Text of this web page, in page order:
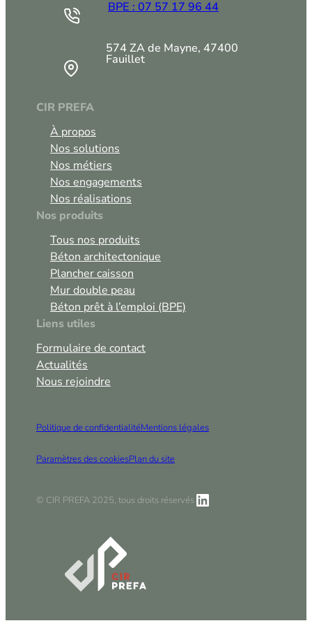
BPE : 07 57 17 96 44
574 ZA de Mayne, 47400
Fauillet
CIR PREFA
À propos
Nos solutions
Nos métiers
Nos engagements
Nos réalisations
Nos produits
Tous nos produits
Béton architectonique
Plancher caisson
Mur double peau
Béton prêt à l’emploi (BPE)
Liens utiles
Formulaire de contact
Actualités
Nous rejoindre
Politique de confidentialitéMentions légales
Paramètres des cookiesPlan du site
© CIR PREFA 2025, tous droits réservésLinkedIn